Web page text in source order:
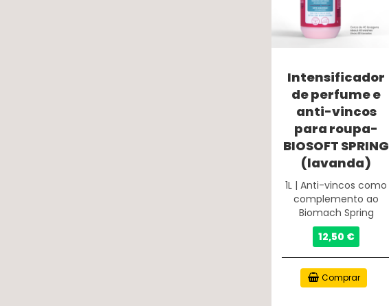
Intensificador
de perfume e
anti-vincos
para roupa-
BIOSOFT SPRING
(lavanda)
1L | Anti-vincos como
complemento ao
Biomach Spring
12,50 €
Comprar